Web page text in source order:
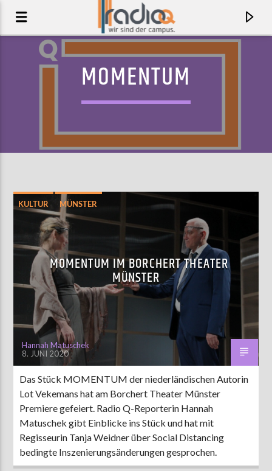
AKTUELLER TRACK
WORDS BECOME USELESS
LUI HILL
AKTUELLE SENDUNG
MOEBIUS
19:00 24:00
ZU HÖREN INMünster 90,9 MHz Steinfurt103,9 MHz
MOMENTUM
KULTUR MÜNSTER
MOMENTUM IM BORCHERT THEATER
MÜNSTER
Hannah Matuschek
8. JUNI 2020
Das Stück MOMENTUM der niederländischen Autorin
Lot Vekemans hat am Borchert Theater Münster
Premiere gefeiert. Radio Q-Reporterin Hannah
Matuschek gibt Einblicke ins Stück und hat mit
Regisseurin Tanja Weidner über Social Distancing
bedingte Inszenierungsänderungen gesprochen.